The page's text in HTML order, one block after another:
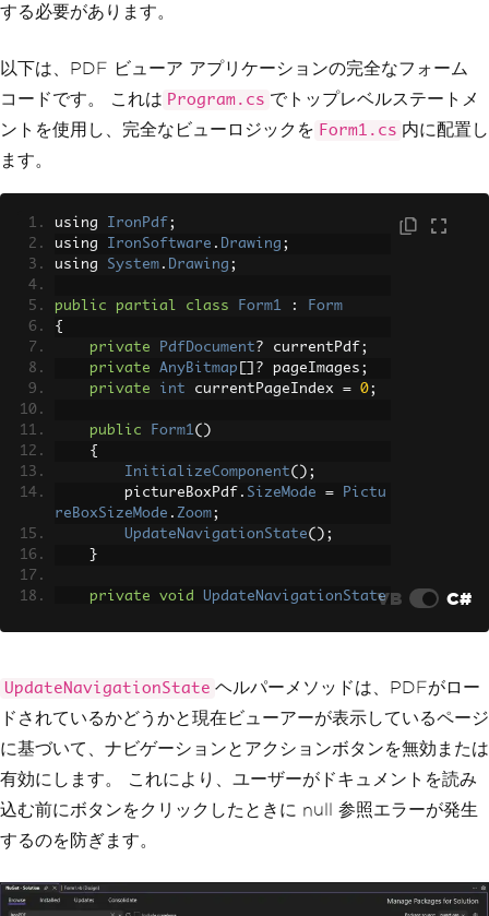
する必要があります。
以下は、PDF ビューア アプリケーションの完全なフォーム
コードです。 これは Program.cs でトップレベルステートメ
ントを使用し、完全なビューロジックを Form1.cs 内に配置し
ます。
using IronPdf ;
using IronSoftware . Drawing ;
using System . Drawing ;
public partial class Form1 :
Form
{
private
PdfDocument? currentPdf ;
private
AnyBitmap []? pageImages ;
private
int currentPageIndex = 0;
public Form1()
{
InitializeComponent();
        pictureBoxPdf
. SizeMode =
Pictu
reBoxSizeMode . Zoom;
UpdateNavigationState();
}
private void
UpdateNavigationState
ll
&& pageImages. Length >
;
hasPdf
& currentPageIndex > 0 ;
        btnNext
Enabled = hasPdf && cu
Length
1
?? 0);
        btnSave
. Enabled = hasPdf ;
        lblPageInfo
+ 1} of {pageImages!.Length}"
VB C#
UpdateNavigationState ヘルパーメソッドは、PDFがロー
ドされているかどうかと現在ビューアーが表示しているページ
に基づいて、ナビゲーションとアクションボタンを無効または
有効にします。 これにより、ユーザーがドキュメントを読み
込む前にボタンをクリックしたときに null 参照エラーが発生
するのを防ぎます。